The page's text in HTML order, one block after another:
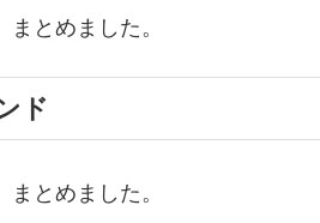
とめました。
ド
とめました。